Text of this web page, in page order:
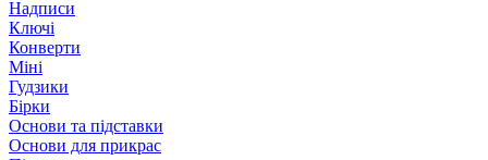
Надписи
Ключі
Конверти
Міні
Гудзики
Бірки
Основи та підставки
Основи для прикрас